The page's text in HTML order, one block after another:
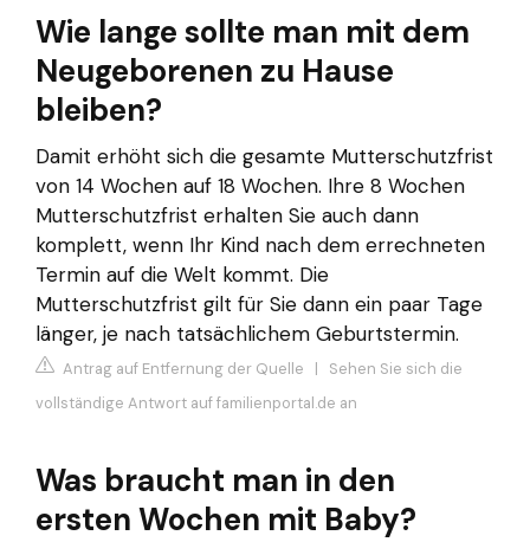
Wie lange sollte man mit dem
Neugeborenen zu Hause
bleiben?
Damit erhöht sich die gesamte Mutterschutzfrist
von 14 Wochen auf 18 Wochen. Ihre 8 Wochen
Mutterschutzfrist erhalten Sie auch dann
komplett, wenn Ihr Kind nach dem errechneten
Termin auf die Welt kommt. Die
Mutterschutzfrist gilt für Sie dann ein paar Tage
länger, je nach tatsächlichem Geburtstermin.
Antrag auf Entfernung der Quelle | Sehen Sie sich die
vollständige Antwort auf familienportal.de an
Was braucht man in den
ersten Wochen mit Baby?